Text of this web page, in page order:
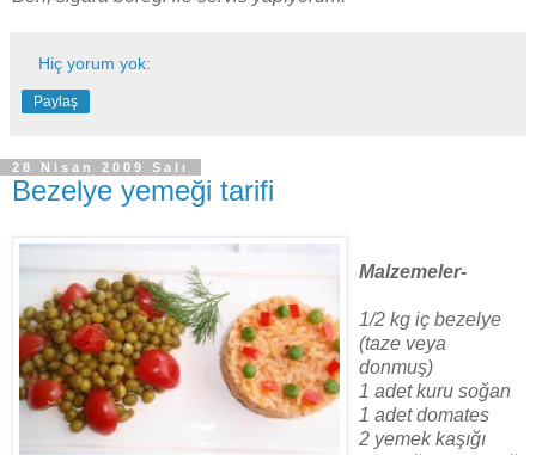
Hiç yorum yok:
Paylaş
28 Nisan 2009 Salı
Bezelye yemeği tarifi
Malzemeler-
1/2 kg iç bezelye
(taze veya
donmuş)
1 adet kuru soğan
1 adet domates
2 yemek kaşığı